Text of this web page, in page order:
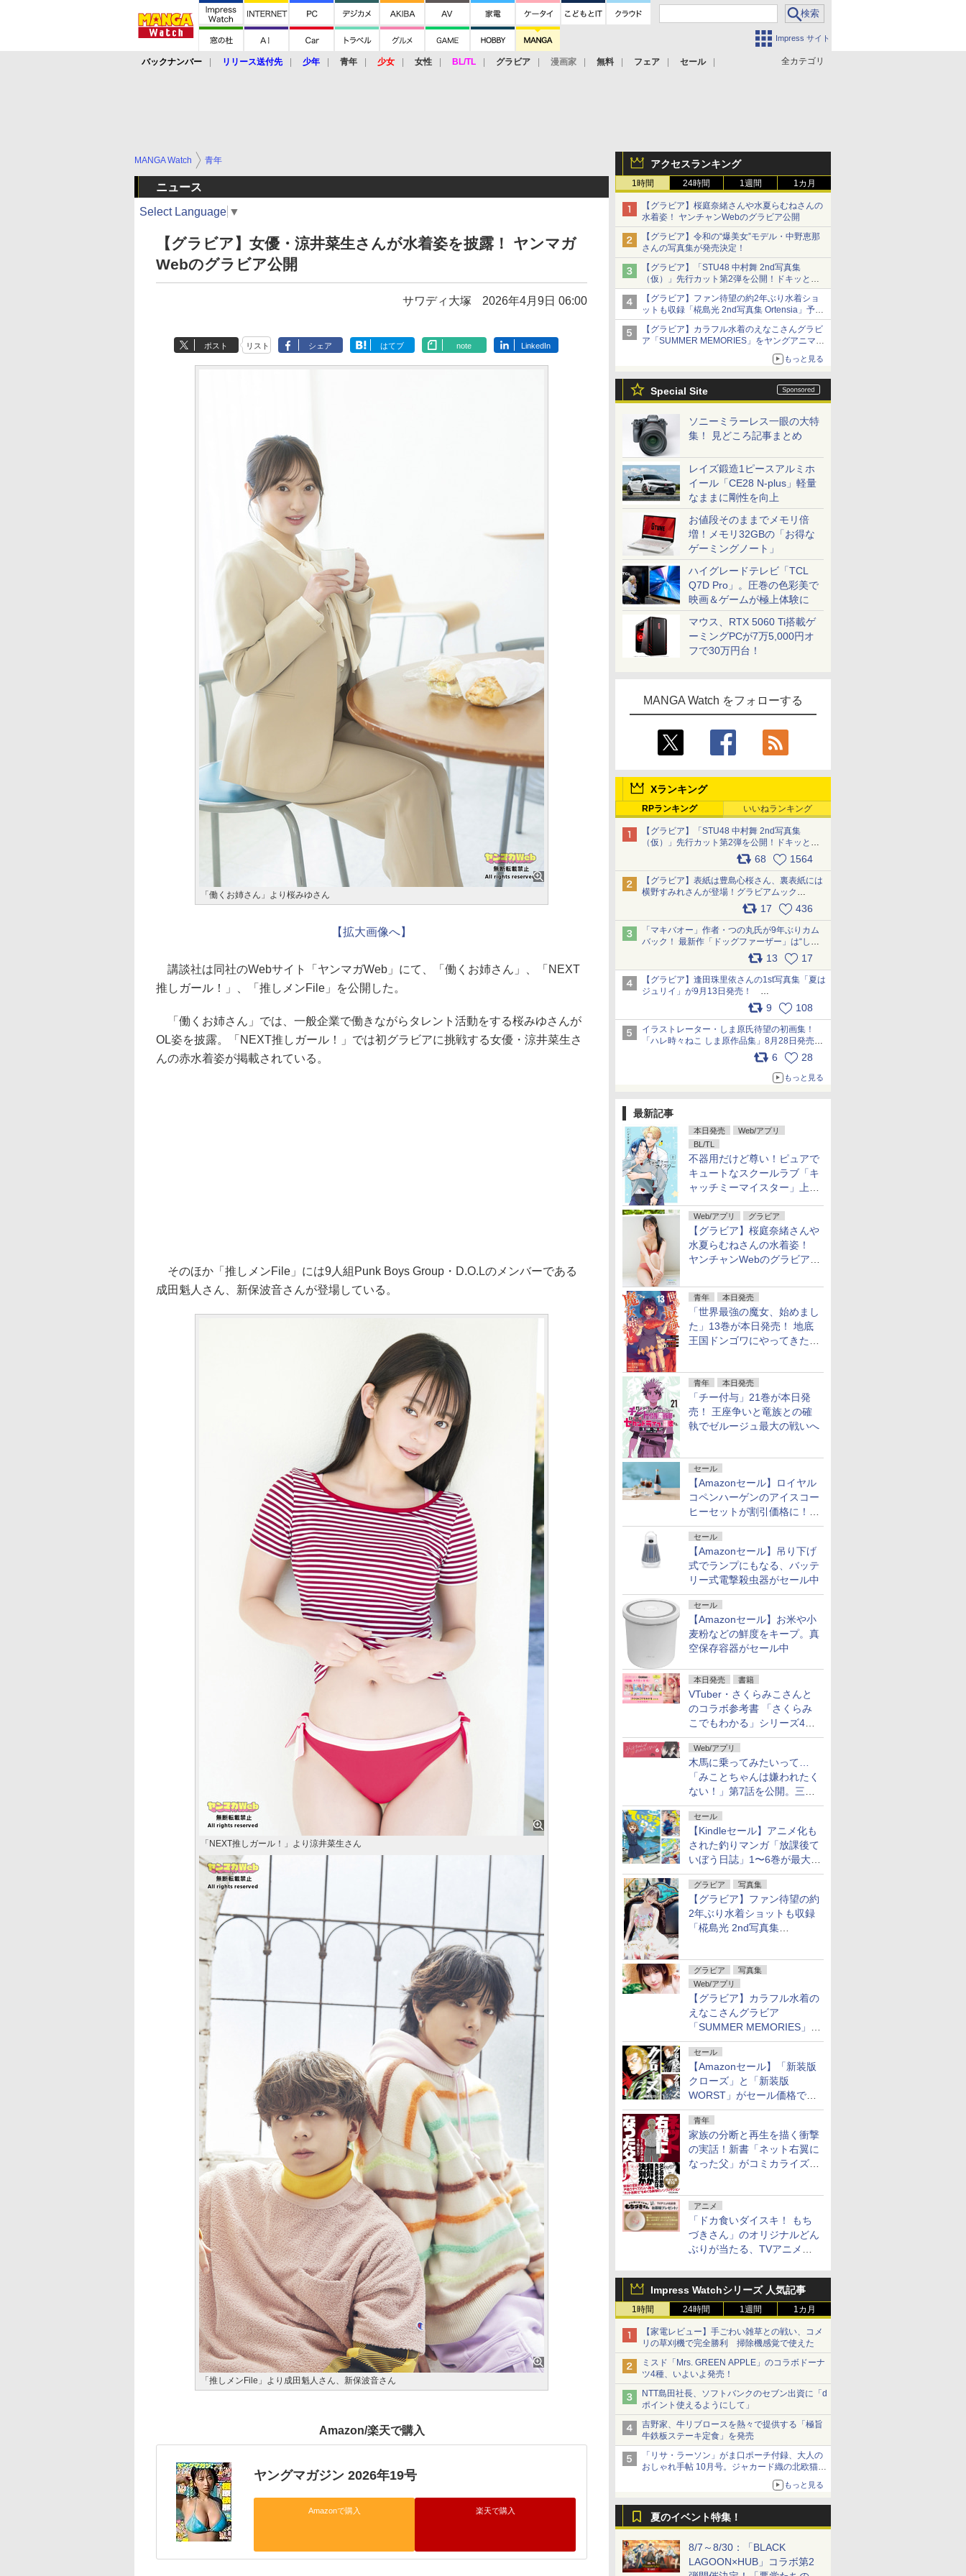
Impress サイト
全カテゴリ
バックナンバー リリース送付先 少年 青年 少女 女性 BL/TL グラビア 漫画家 無料 フェア セール
アクセスランキング
1時間 24時間 1週間 1カ月
【グラビア】桜庭奈緒さんや水夏らむねさんの
水着姿！ ヤンチャンWebのグラビア公開
【グラビア】令和の“爆美女”モデル・中野恵那
さんの写真集が発売決定！
【グラビア】「STU48 中村舞 2nd写真集
（仮）」先行カット第2弾を公開！ドキッとす
るランジェリーカットなど新たな挑戦
【グラビア】ファン待望の約2年ぶり水着ショ
ットも収録「椛島光 2nd写真集 Ortensia」予約
受付開始
10月30日発売
【グラビア】カラフル水着のえなこさんグラビ
ア「SUMMER MEMORIES」をヤングアニマル
もっと見る
Special Site
ソニーミラーレス一眼の大特
集！ 見どころ記事まとめ
レイズ鍛造1ピースアルミホ
イール「CE28 N-plus」軽量
なままに剛性を向上
お値段そのままでメモリ倍
増！メモリ32GBの「お得な
ゲーミングノート」
ハイグレードテレビ「TCL
Q7D Pro」。圧巻の色彩美で
映画＆ゲームが極上体験に
マウス、RTX 5060 Ti搭載ゲ
ーミングPCが7万5,000円オ
フで30万円台！
MANGA Watch をフォローする
Xランキング
RPランキング いいねランキング
【グラビア】「STU48 中村舞 2nd写真集
（仮）」先行カット第2弾を公開！ドキッとす
るランジェリーカットなど新たな挑戦
68 1564
【グラビア】表紙は豊島心桜さん、裏表紙には
横野すみれさんが登場！グラビアムック
「PARADE」2026夏号が本日発売
17 436
「マキバオー」作者・つの丸氏が9年ぶりカム
バック！ 最新作「ドッグファーザー」は“しゃ
べらない動物”とのリアルな暮らしを描く 「も
うこれ以上の幸せはない」……一緒に暮らす愛
犬たちへ… pic.x.com/hEr88DgVyD
13 17
【グラビア】逢田珠里依さんの1st写真集「夏は
ジュリイ」が9月13日発売！
9 108
イラストレーター・しま原氏待望の初画集！
「ハレ時々ねこ しま原作品集」8月28日発売
6 28
もっと見る
最新記事
本日発売
Web/アプリ
BL/TL
不器用だけど尊い！ピュアで
キュートなスクールラブ「キ
ャッチミーマイスター」上・
Web/アプリ グラビア
【グラビア】桜庭奈緒さんや
水夏らむねさんの水着姿！
ヤンチャンWebのグラビア公
青年 本日発売
「世界最強の魔女、始めまし
た」13巻が本日発売！ 地底
王国ドンゴワにやってきたロ
青年 本日発売
「チー付与」21巻が本日発
売！ 王座争いと竜族との確
執でゼルージュ最大の戦いへ
セール
【Amazonセール】ロイヤル
コペンハーゲンのアイスコー
ヒーセットが割引価格に！夏
のギフトに最適！
セール
【Amazonセール】吊り下げ
式でランプにもなる、バッテ
リー式電撃殺虫器がセール中
セール
【Amazonセール】お米や小
麦粉などの鮮度をキープ。真
空保存容器がセール中
本日発売 書籍
VTuber・さくらみこさんと
のコラボ参考書 「さくらみ
こでもわかる」シリーズ4冊
が本日発売！
Web/アプリ
木馬に乗ってみたいって…
「みことちゃんは嫌われたく
ない！」第7話を公開。三角
じゃない方か
セール
【Kindleセール】アニメ化も
された釣りマンガ「放課後て
いぼう日誌」1〜6巻が最大
50％オフのセール中！
グラビア 写真集
【グラビア】ファン待望の約
2年ぶり水着ショットも収録
「椛島光 2nd写真集
グラビア
写真集
Web/アプリ
【グラビア】カラフル水着の
えなこさんグラビア
「SUMMER MEMORIES」を
ヤングアニマルWebで公開中
セール
【Amazonセール】「新装版
クローズ」と「新装版
WORST」がセール価格で販
売中！
青年
家族の分断と再生を描く衝撃
の実話！新書「ネット右翼に
なった父」がコミカライズ。
アニメ
「ドカ食いダイスキ！ もち
づきさん」のオリジナルどん
ぶりが当たる、TVアニメ公
Impress Watchシリーズ 人気記事
1時間 24時間 1週間 1カ月
【家電レビュー】手ごわい雑草との戦い、コメ
リの草刈機で完全勝利 掃除機感覚で使えた
ミスド「Mrs. GREEN APPLE」のコラボドーナ
ツ4種、いよいよ発売！
NTT島田社長、ソフトバンクのセブン出資に「d
ポイント使えるようにして」
吉野家、牛リブロースを熱々で提供する「極旨
牛鉄板ステーキ定食」を発売
「リサ・ラーソン」がま口ポーチ付録、大人の
おしゃれ手帖 10月号。ジャカード織の北欧猫デ
もっと見る
夏のイベント特集！
8/7～8/30：「BLACK
LAGOON×HUB」コラボ第2
MANGA Watch 青年
ニュース
Select Language ▼
【グラビア】女優・涼井菜生さんが水着姿を披露！ ヤンマガ
Webのグラビア公開
サワディ大塚 2026年4月9日 06:00
ポスト リスト シェア はてブ note LinkedIn
「働くお姉さん」より桜みゆさん
【拡大画像へ】
講談社は同社のWebサイト「ヤンマガWeb」にて、「働くお姉さん」、「NEXT
推しガール！」、「推しメンFile」を公開した。
「働くお姉さん」では、一般企業で働きながらタレント活動をする桜みゆさんが
OL姿を披露。「NEXT推しガール！」では初グラビアに挑戦する女優・涼井菜生さ
んの赤水着姿が掲載されている。
そのほか「推しメンFile」には9人組Punk Boys Group・D.O.Lのメンバーである
成田魁人さん、新保波音さんが登場している。
「NEXT推しガール！」より涼井菜生さん
「推しメンFile」より成田魁人さん、新保波音さん
Amazon/楽天で購入
ヤングマガジン 2026年19号
Amazonで購入 楽天で購入